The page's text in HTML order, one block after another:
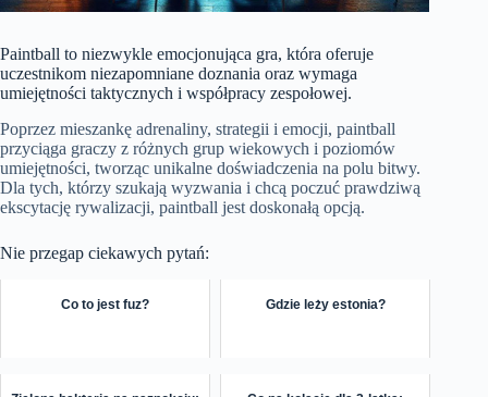
Paintball to niezwykle emocjonująca gra, która oferuje
uczestnikom niezapomniane doznania oraz wymaga
umiejętności taktycznych i współpracy zespołowej.
Poprzez mieszankę adrenaliny, strategii i emocji, paintball
przyciąga graczy z różnych grup wiekowych i poziomów
umiejętności, tworząc unikalne doświadczenia na polu bitwy.
Dla tych, którzy szukają wyzwania i chcą poczuć prawdziwą
ekscytację rywalizacji, paintball jest doskonałą opcją.
Nie przegap ciekawych pytań:
Co to jest fuz? Gdzie leży estonia?